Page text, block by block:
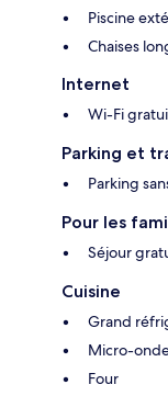
Piscine
Chaises
Internet
Wi-Fi
Parking et
Parking
Pour les
Séjour
Cuisine
Grand
Micro-
Four